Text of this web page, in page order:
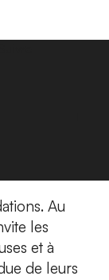
Au
les
et à
de leurs